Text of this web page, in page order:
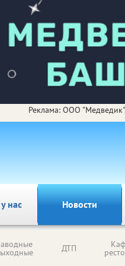
Реклама: ООО
нас Новости
ДТП